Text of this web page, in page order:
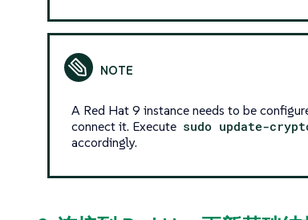
A Red Hat 9 instance needs to be
connect it. Execute sudo update-
accordingly.